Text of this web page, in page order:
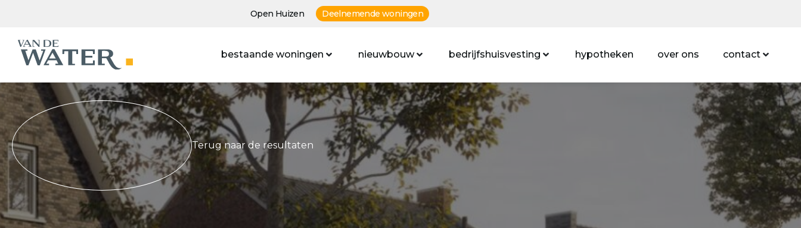
Open Huizen Deelnemende woningen
bestaande woningen nieuwbouw bedrijfshuisvesting hypotheken over ons contact
Terug naar de resultaten